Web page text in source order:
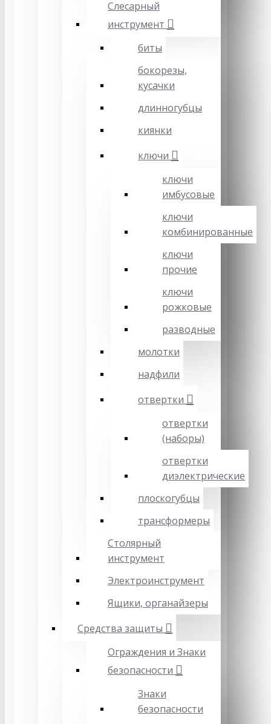
Слесарный
инструмент
биты
бокорезы,
кусачки
длинногубцы
киянки
ключи
ключи
имбусовые
ключи
комбинированные
ключи
прочие
ключи
рожковые
разводные
молотки
надфили
отвертки
отвертки
(наборы)
отвертки
диэлектрические
плоскогубцы
трансформеры
Столярный
инструмент
Электроинструмент
Ящики, органайзеры
Средства защиты
Ограждения и Знаки
безопасности
Знаки
безопасности